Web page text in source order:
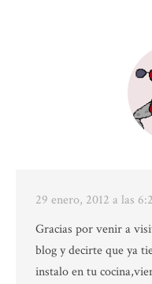
29 enero, 2012 a las
Gracias por venir a
blog y decirte que ya
instalo en tu